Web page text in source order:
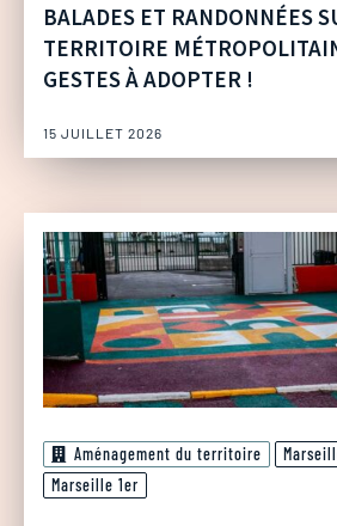
BALADES ET RANDONNÉES
TERRITOIRE
GESTES À ADOPTER !
15 JUILLET 2026
Aménagement du territoire
Marseille 1er